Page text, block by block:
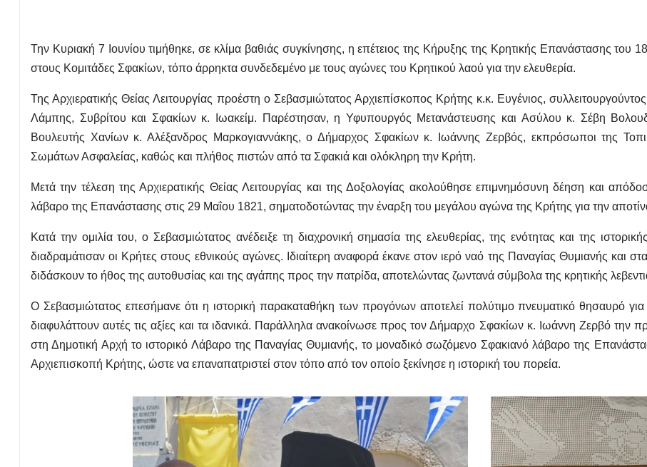
Την Κυριακή 7 Ιουνίου τιμήθηκε, σε κλίμα βαθιάς συγκίνησης, η επέτειος της Κήρυξης της Κρητικής Επανάστασης του
στους Κομιτάδες Σφακίων, τόπο άρρηκτα συνδεδεμένο με τους αγώνες του Κρητικού λαού για την ελευθερία.
Της Αρχιερατικής Θείας Λειτουργίας προέστη ο Σεβασμιώτατος Αρχιεπίσκοπος Κρήτης κ.κ. Ευγένιος,
Λάμπης, Συβρίτου και Σφακίων κ. Ιωακείμ. Παρέστησαν, η Υφυπουργός Μετανάστευσης και Ασύλου κ. Σέβη
Βουλευτής Χανίων κ. Αλέξανδρος Μαρκογιαννάκης, ο Δήμαρχος Σφακίων κ. Ιωάννης Ζερβός, εκπρόσωποι της
Σωμάτων Ασφαλείας, καθώς και πλήθος πιστών από τα Σφακιά και ολόκληρη την Κρήτη.
Μετά την τέλεση της Αρχιερατικής Θείας Λειτουργίας και της Δοξολογίας ακολούθησε επιμνημόσυνη δέηση και
λάβαρο της Επανάστασης στις 29 Μαΐου 1821, σηματοδοτώντας την έναρξη του μεγάλου αγώνα της Κρήτης για την
Κατά την ομιλία του, ο Σεβασμιώτατος ανέδειξε τη διαχρονική σημασία της ελευθερίας, της ενότητας και της
διαδραμάτισαν οι Κρήτες στους εθνικούς αγώνες. Ιδιαίτερη αναφορά έκανε στον ιερό ναό της Παναγίας Θυμιανής και
διδάσκουν το ήθος της αυτοθυσίας και της αγάπης προς την πατρίδα, αποτελώντας ζωντανά σύμβολα της κρητικής
Ο Σεβασμιώτατος επεσήμανε ότι η ιστορική παρακαταθήκη των προγόνων αποτελεί πολύτιμο πνευματικό θησαυρό για
διαφυλάττουν αυτές τις αξίες και τα ιδανικά. Παράλληλα ανακοίνωσε προς τον Δήμαρχο Σφακίων κ. Ιωάννη Ζερβό την
στη Δημοτική Αρχή το ιστορικό Λάβαρο της Παναγίας Θυμιανής, το μοναδικό σωζόμενο Σφακιανό λάβαρο της
Αρχιεπισκοπή Κρήτης, ώστε να επαναπατριστεί στον τόπο από τον οποίο ξεκίνησε η ιστορική του πορεία.